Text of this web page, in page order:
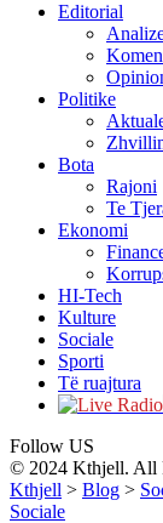
Editorial
Politike
Bota
Rajoni
Te
Ekonomi
HI-Tech
Kulture
Sociale
Sporti
Të ruajtura
Follow US
© 2024 Kthjell. All
Kthjell > Blog >
Sociale